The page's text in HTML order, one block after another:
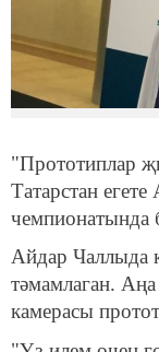
"Прототиплар
Татарстан
чемпионатында
Айдар Чаллыда
тәмамлаган.
камерасы